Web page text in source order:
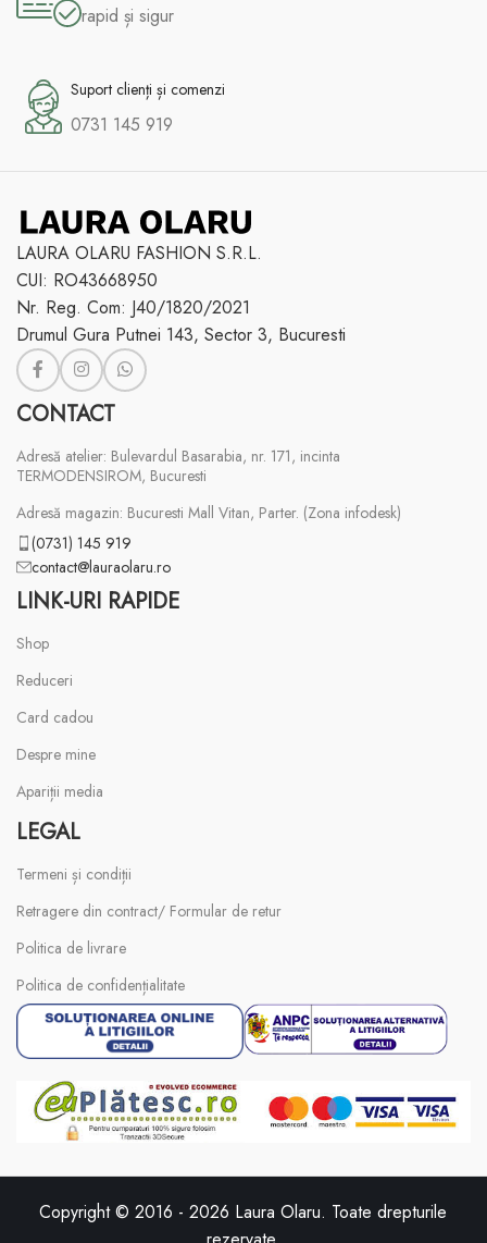
rapid și sigur
Suport clienți și comenzi
0731 145 919
LAURA OLARU FASHION S.R.L.
CUI: RO43668950
Nr. Reg. Com: J40/1820/2021
Drumul Gura Putnei 143, Sector 3, Bucuresti
CONTACT
Adresă atelier: Bulevardul Basarabia, nr. 171, incinta
TERMODENSIROM, Bucuresti
Adresă magazin: Bucuresti Mall Vitan, Parter. (Zona infodesk)
(0731) 145 919
contact@lauraolaru.ro
LINK-URI RAPIDE
Shop
Reduceri
Card cadou
Despre mine
Apariții media
LEGAL
Termeni și condiții
Retragere din contract/ Formular de retur
Politica de livrare
Politica de confidențialitate
Copyright © 2016 -2026 Laura Olaru. Toate drepturile